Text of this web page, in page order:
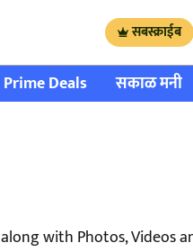
सबस्क्राईब
Prime Deals सकाळ मनी
with Photos, Videos